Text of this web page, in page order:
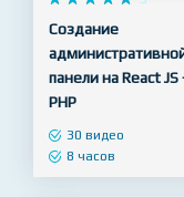
    
     5
панели на React JS +
PHP